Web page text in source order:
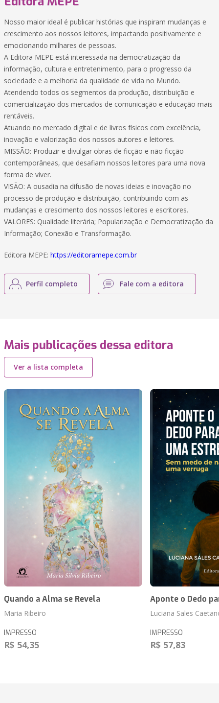
Nosso maior ideal é publicar histórias que inspiram mudanças e
crescimento aos nossos leitores, impactando positivamente e
emocionando milhares de pessoas.
A Editora MEPE está interessada na democratização da
informação, cultura e entretenimento, para o progresso da
sociedade e a melhoria da qualidade de vida no Mundo.
Atendendo todos os segmentos da produção, distribuição e
comercialização dos mercados de comunicação e educação mais
rentáveis.
Atuando no mercado digital e de livros físicos com excelência,
inovação e valorização dos nossos autores e leitores.
MISSÃO: Produzir e divulgar obras de ficção e não ficção
contemporâneas, que desafiam nossos leitores para uma nova
forma de viver.
VISÃO: A ousadia na difusão de novas ideias e inovação no
processo de produção e distribuição, contribuindo com as
mudanças e crescimento dos nossos leitores e escritores.
VALORES: Qualidade literária; Popularização e Democratização da
Informação; Conexão e Transformação.
Editora MEPE: https://editoramepe.com.br
Perfil completo Fale com a editora
Mais publicações dessa editora
Ver a lista completa
Quando a Alma se Revela
Maria Ribeiro
IMPRESSO
R$ 54,35
Aponte o Dedo
Luciana Sales
IMPRESSO
R$ 57,83